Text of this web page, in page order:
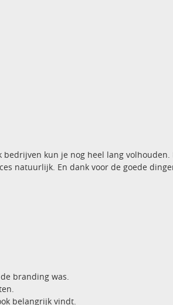
kun je nog heel lang
natuurlijk. En dank voor de goede
branding was.
belangrijk vindt.